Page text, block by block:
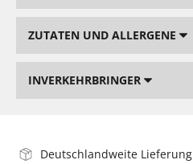
ZUTATEN UND ALLERGENE
INVERKEHRBRINGER
Deutschlandweite Lieferung